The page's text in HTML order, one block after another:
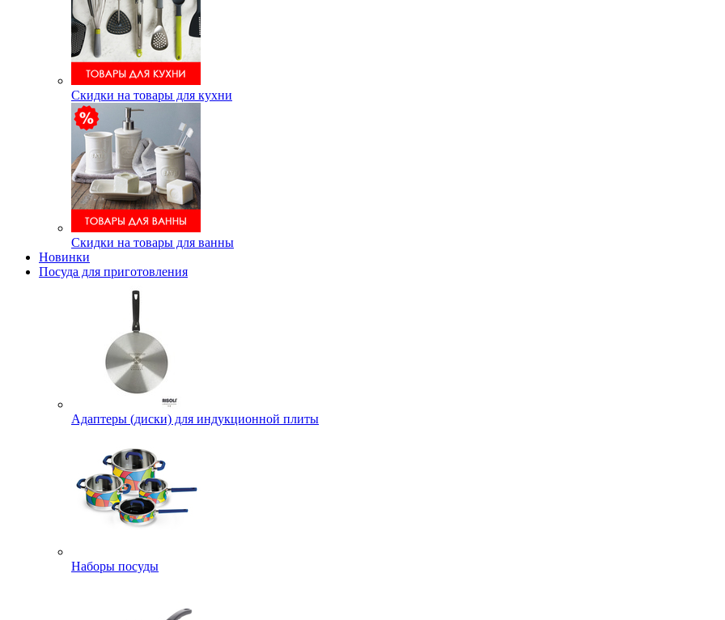
Скидки на товары для кухни
Скидки на товары для ванны
Новинки
Посуда для приготовления
Адаптеры (диски) для индукционной плиты
Наборы посуды